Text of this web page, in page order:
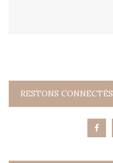
RESTONS CONNECTÉS